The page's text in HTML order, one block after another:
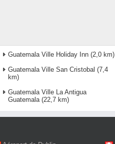
Guatemala Ville Holiday Inn (2,0 km)
Guatemala Ville San Cristobal (7,4
km)
Guatemala Ville La Antigua
Guatemala(22,7 km)